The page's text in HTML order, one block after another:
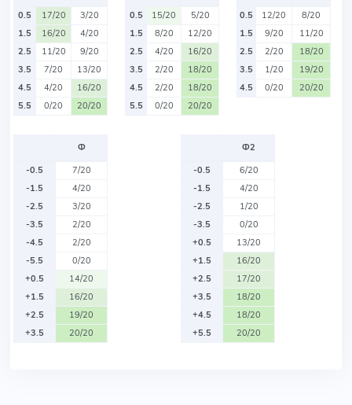
0.5
17/20
3/20
1.5
16/20
4/20
2.5
11/20
9/20
3.5
7/20
13/20
4.5
4/20
16/20
5.5
0/20 20/20
0.5
15/20
5/20
1.5
8/20
12/20
2.5
4/20
16/20
3.5
2/20
18/20
4.5
2/20
18/20
5.5
0/20 20/20
0.5
12/20
8/20
1.5
9/20
11/20
2.5
2/20
18/20
3.5
1/20
19/20
4.5
0/20 20/20
Ф
-0.5
7/20
-1.5
4/20
-2.5
3/20
-3.5
2/20
-4.5
2/20
-5.5
0/20
+0.5
14/20
+1.5
16/20
+2.5
19/20
+3.5
20/20
Ф2
-0.5
6/20
-1.5
4/20
-2.5
1/20
-3.5
0/20
+0.5
13/20
+1.5
16/20
+2.5
17/20
+3.5
18/20
+4.5
18/20
+5.5
20/20